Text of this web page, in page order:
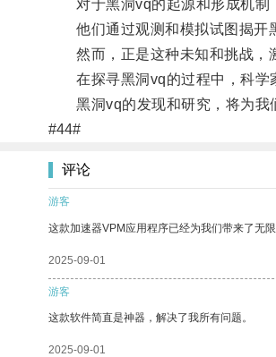
对于黑洞vq的起源和形成机制
他们通过观测和模拟试图揭开
然而，正是这种未知和挑战，
在探寻黑洞vq的过程中，科学家
黑洞vq的发现和研究，将为我
#44#
评论
游客
这款加速器VPM应用程序已经为我们带来了无限
2025-09-01
游客
这款软件简直是神器，解决了我所有问题。
2025-09-01